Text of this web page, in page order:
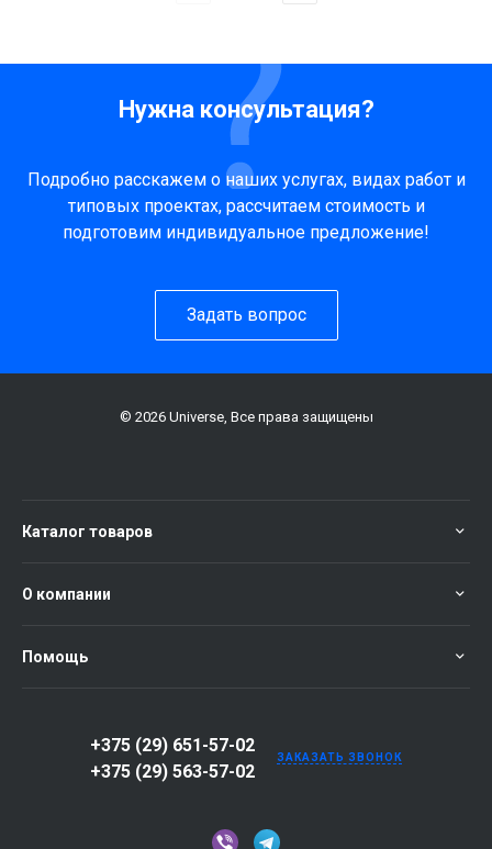
Нужна консультация?
Подробно расскажем о наших услугах, видах работ и
типовых проектах, рассчитаем стоимость и
подготовим индивидуальное предложение!
Задать вопрос
© 2026 Universe, Все права защищены
Каталог товаров
О компании
Помощь
+375 (29) 651-57-02
+375 (29) 563-57-02
ЗАКАЗАТЬ ЗВОНОК